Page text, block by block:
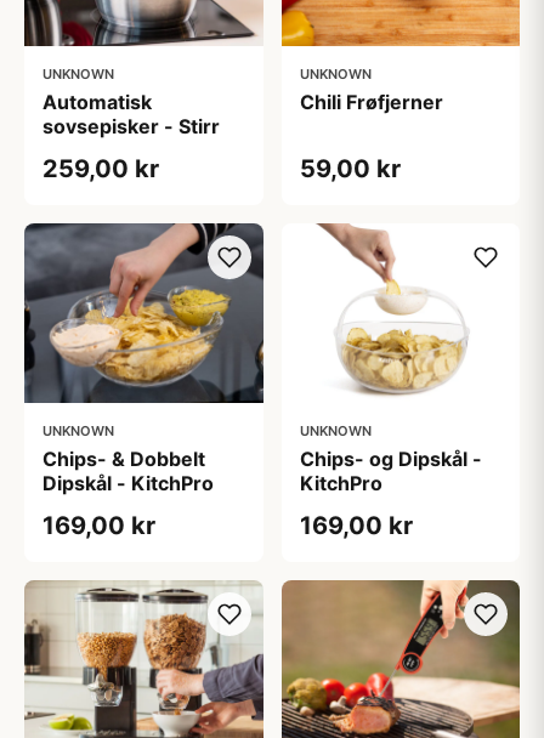
UNKNOWN
Automatisk
sovsepisker - Stirr
259,00 kr
UNKNOWN
Chili Frøfjerner
59,00 kr
UNKNOWN
Chips- & Dobbelt
Dipskål - KitchPro
169,00 kr
UNKNOWN
Chips- og Dipskål -
KitchPro
169,00 kr